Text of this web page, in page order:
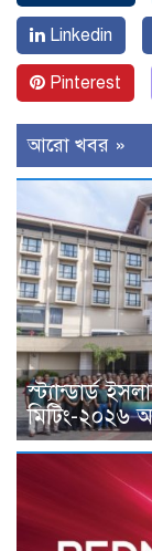
Linkedin
Pinterest
আরো খবর »
স্ট্যান্ডার্ড
মিটিং-২০২৬